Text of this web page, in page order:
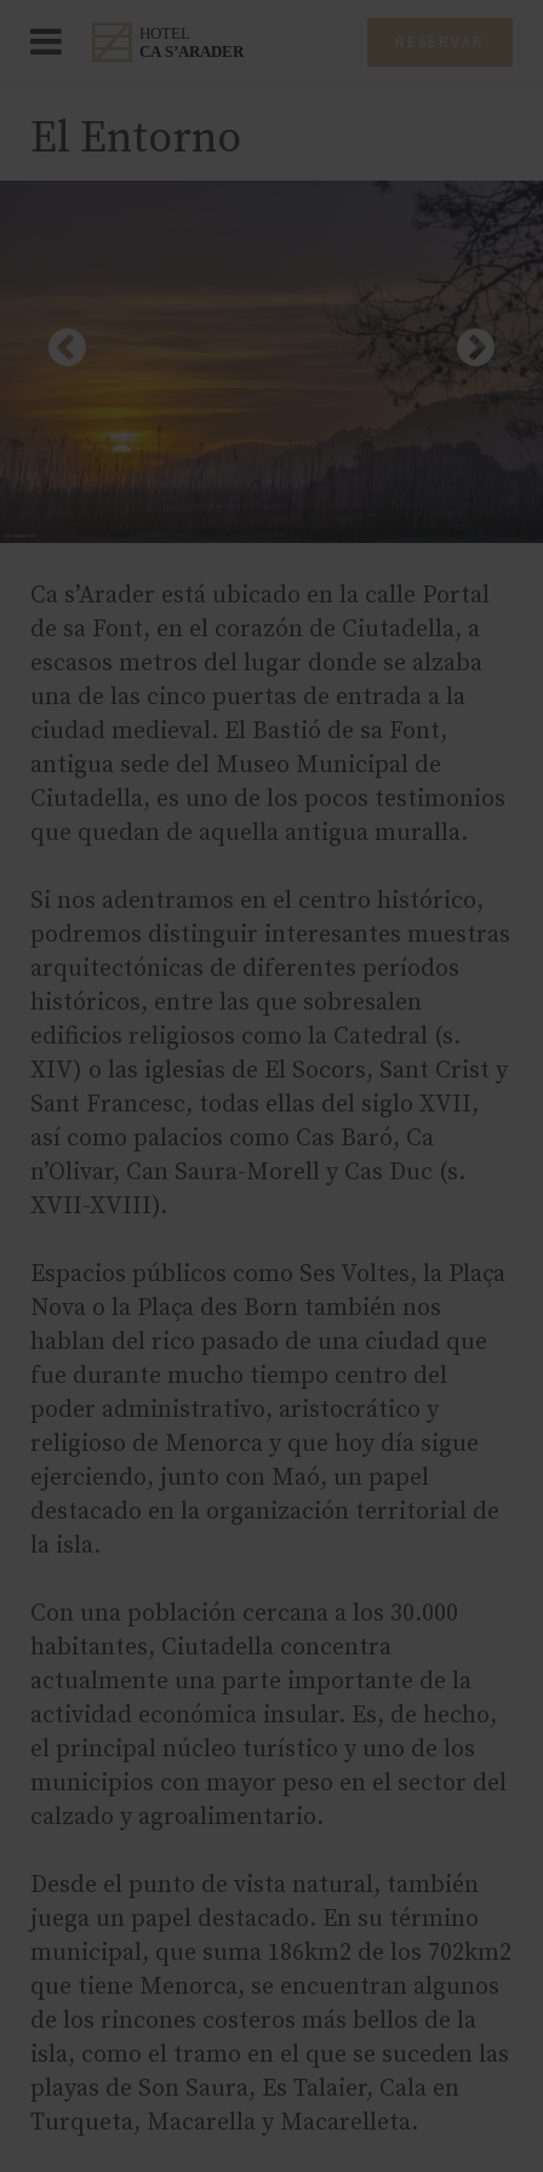
El Entorno
Ca s’Arader está ubicado en la calle Portal
de sa Font, en el corazón de Ciutadella, a
escasos metros del lugar donde se alzaba
una de las cinco puertas de entrada a la
ciudad medieval. El Bastió de sa Font,
antigua sede del Museo Municipal de
Ciutadella, es uno de los pocos testimonios
que quedan de aquella antigua muralla.
Si nos adentramos en el centro histórico,
podremos distinguir interesantes muestras
arquitectónicas de diferentes períodos
históricos, entre las que sobresalen
edificios religiosos como la Catedral (s.
XIV) o las iglesias de El Socors, Sant Crist y
Sant Francesc, todas ellas del siglo XVII,
así como palacios como Cas Baró, Ca
n’Olivar, Can Saura-Morell y Cas Duc (s.
XVII-XVIII).
Espacios públicos como Ses Voltes, la Plaça
Nova o la Plaça des Born también nos
hablan del rico pasado de una ciudad que
fue durante mucho tiempo centro del
poder administrativo, aristocrático y
religioso de Menorca y que hoy día sigue
ejerciendo, junto con Maó, un papel
destacado en la organización territorial de
la isla.
Con una población cercana a los 30.000
habitantes, Ciutadella concentra
actualmente una parte importante de la
actividad económica insular. Es, de hecho,
el principal núcleo turístico y uno de los
municipios con mayor peso en el sector del
calzado y agroalimentario.
Desde el punto de vista natural, también
juega un papel destacado. En su término
municipal, que suma 186km2 de los 702km2
que tiene Menorca, se encuentran algunos
de los rincones costeros más bellos de la
isla, como el tramo en el que se suceden las
playas de Son Saura, Es Talaier, Cala en
Turqueta, Macarella y Macarelleta.